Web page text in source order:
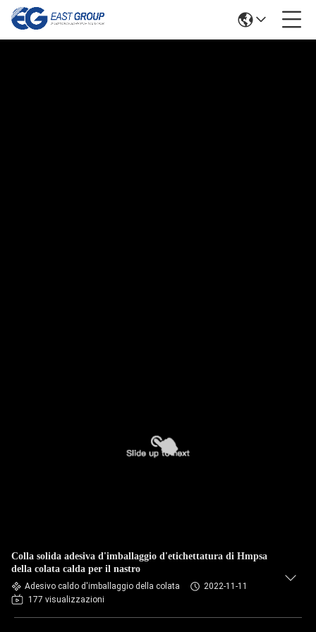
Colla solida adesiva d'imballaggio d'etichettatura di Hmpsa
della colata calda per il nastro
Adesivo caldo d'imballaggio della colata
2022-11-11
177 visualizzazioni